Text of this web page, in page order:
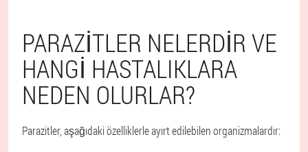
PARAZITLER NELERDIR VE
HANGI HASTALIKLARA
NEDEN OLURLAR?
Parazitler, aşağıdaki özelliklerle ayırt edilebilen organizmalardır: